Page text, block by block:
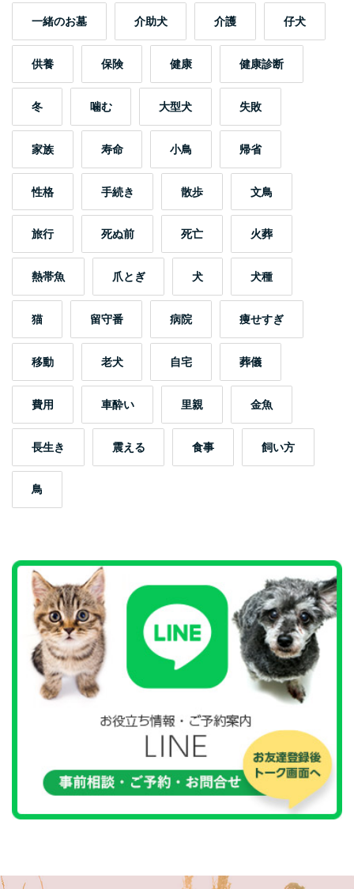
一緒のお墓 介助犬 介護 仔犬
供養 保険 健康 健康診断
冬 噛む 大型犬 失敗
家族 寿命 小鳥 帰省
性格 手続き 散歩 文鳥
旅行 死ぬ前 死亡 火葬
熱帯魚 爪とぎ 犬 犬種
猫 留守番 病院 痩せすぎ
移動 老犬 自宅 葬儀
費用 車酔い 里親 金魚
長生き 震える 食事 飼い方
鳥